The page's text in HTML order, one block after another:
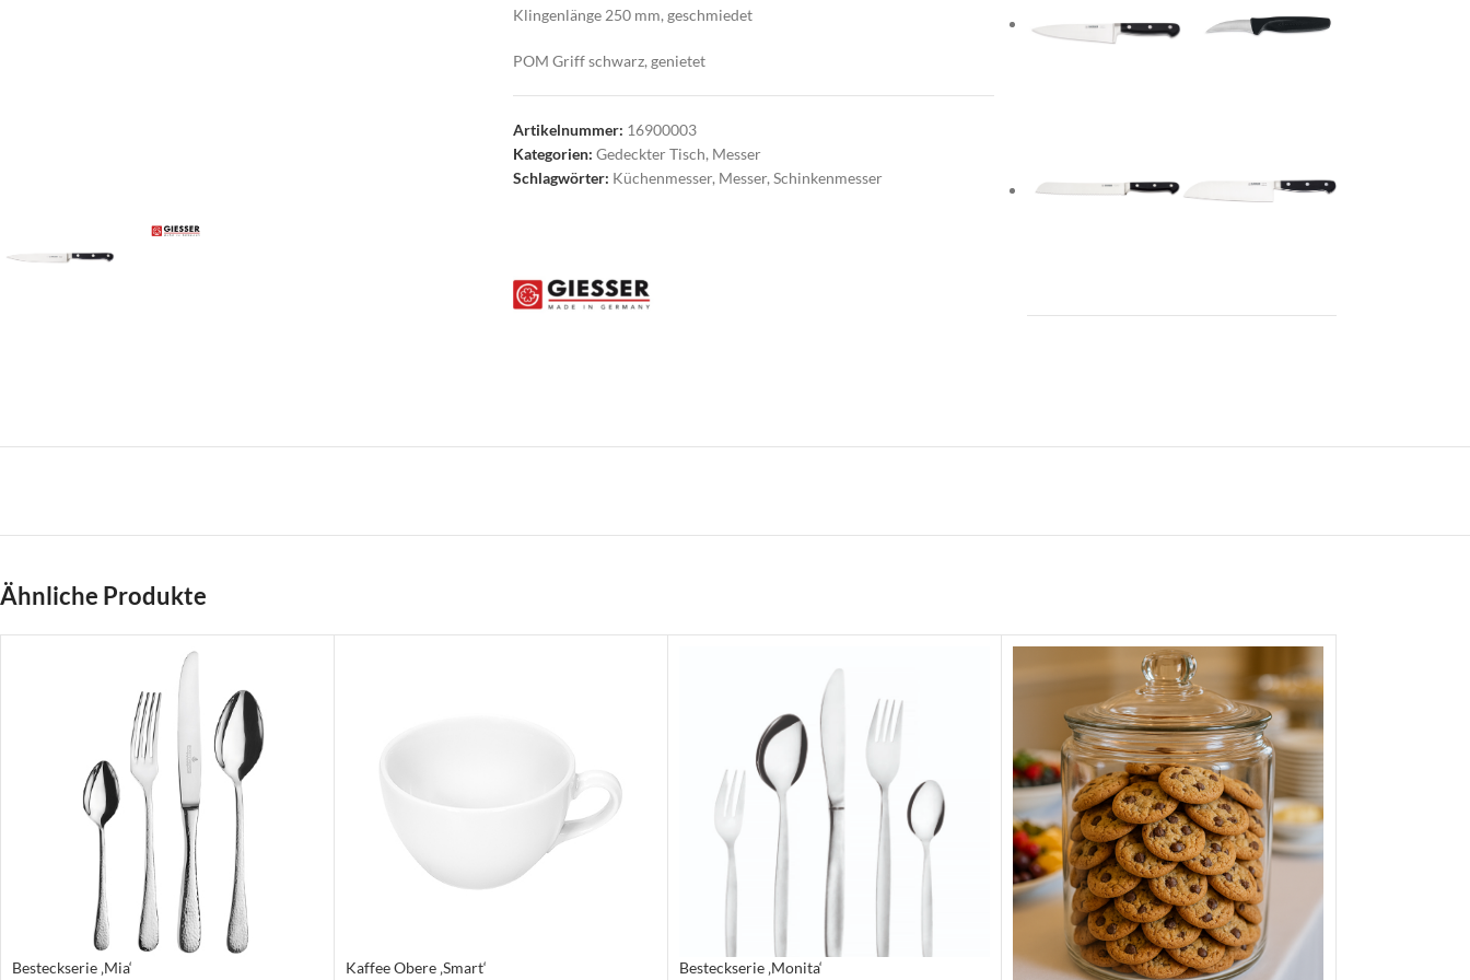
Klingenlänge 250 mm, geschmiedet
POM Griff schwarz, genietet
Artikelnummer: 16900003
Kategorien: Gedeckter Tisch, Messer
Schlagwörter: Küchenmesser, Messer, Schinkenmesser
Ähnliche Produkte
Besteckserie ‚Mia‘ Kaffee Obere ‚Smart‘ Besteckserie ‚Monita‘